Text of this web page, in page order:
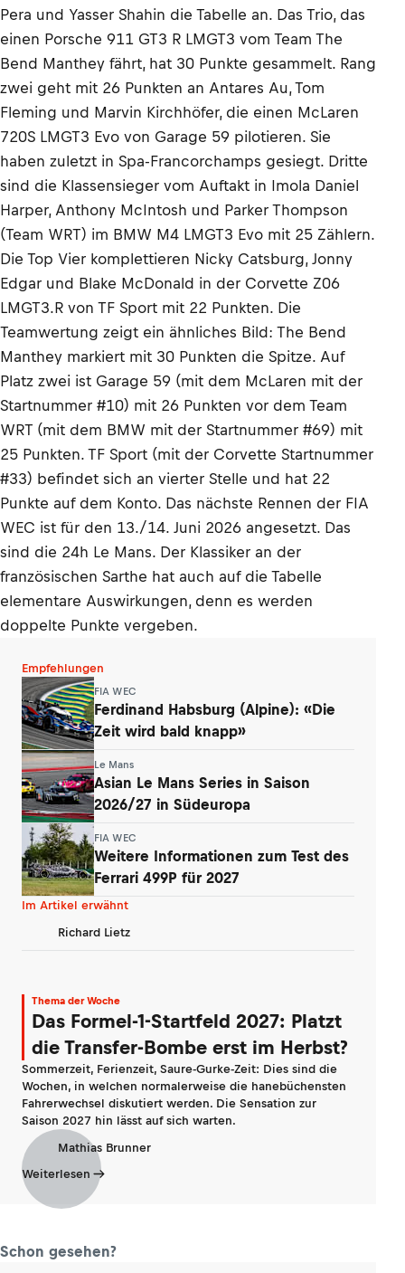
Pera und Yasser Shahin die Tabelle an. Das Trio, das
einen Porsche 911 GT3 R LMGT3 vom Team The
Bend Manthey fährt, hat 30 Punkte gesammelt. Rang
zwei geht mit 26 Punkten an Antares Au, Tom
Fleming und Marvin Kirchhöfer, die einen McLaren
720S LMGT3 Evo von Garage 59 pilotieren. Sie
haben zuletzt in Spa-Francorchamps gesiegt. Dritte
sind die Klassensieger vom Auftakt in Imola Daniel
Harper, Anthony McIntosh und Parker Thompson
(Team WRT) im BMW M4 LMGT3 Evo mit 25 Zählern.
Die Top Vier komplettieren Nicky Catsburg, Jonny
Edgar und Blake McDonald in der Corvette Z06
LMGT3.R von TF Sport mit 22 Punkten. Die
Teamwertung zeigt ein ähnliches Bild: The Bend
Manthey markiert mit 30 Punkten die Spitze. Auf
Platz zwei ist Garage 59 (mit dem McLaren mit der
Startnummer #10) mit 26 Punkten vor dem Team
WRT (mit dem BMW mit der Startnummer #69) mit
25 Punkten. TF Sport (mit der Corvette Startnummer
#33) befindet sich an vierter Stelle und hat 22
Punkte auf dem Konto. Das nächste Rennen der FIA
WEC ist für den 13./14. Juni 2026 angesetzt. Das
sind die 24h Le Mans. Der Klassiker an der
französischen Sarthe hat auch auf die Tabelle
elementare Auswirkungen, denn es werden
doppelte Punkte vergeben.
Empfehlungen
FIA WEC
Ferdinand Habsburg (Alpine): «Die
Zeit wird bald knapp»
Le Mans
Asian Le Mans Series in Saison
2026/27 in Südeuropa
FIA WEC
Weitere Informationen zum Test des
Ferrari 499P für 2027
Im Artikel erwähnt
Richard Lietz
Thema der Woche
Das Formel-1-Startfeld 2027: Platzt
die Transfer-Bombe erst im Herbst?
Sommerzeit, Ferienzeit, Saure-Gurke-Zeit: Dies sind die
Wochen, in welchen normalerweise die hanebüchensten
Fahrerwechsel diskutiert werden. Die Sensation zur
Saison 2027 hin lässt auf sich warten.
Mathias Brunner
Weiterlesen
Schon gesehen?